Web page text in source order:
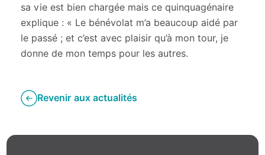
sa vie est bien chargée mais ce quinquagénaire
explique : « Le bénévolat m’a beaucoup aidé par
le passé ; et c’est avec plaisir qu’à mon tour, je
donne de mon temps pour les autres.
Revenir aux actualités